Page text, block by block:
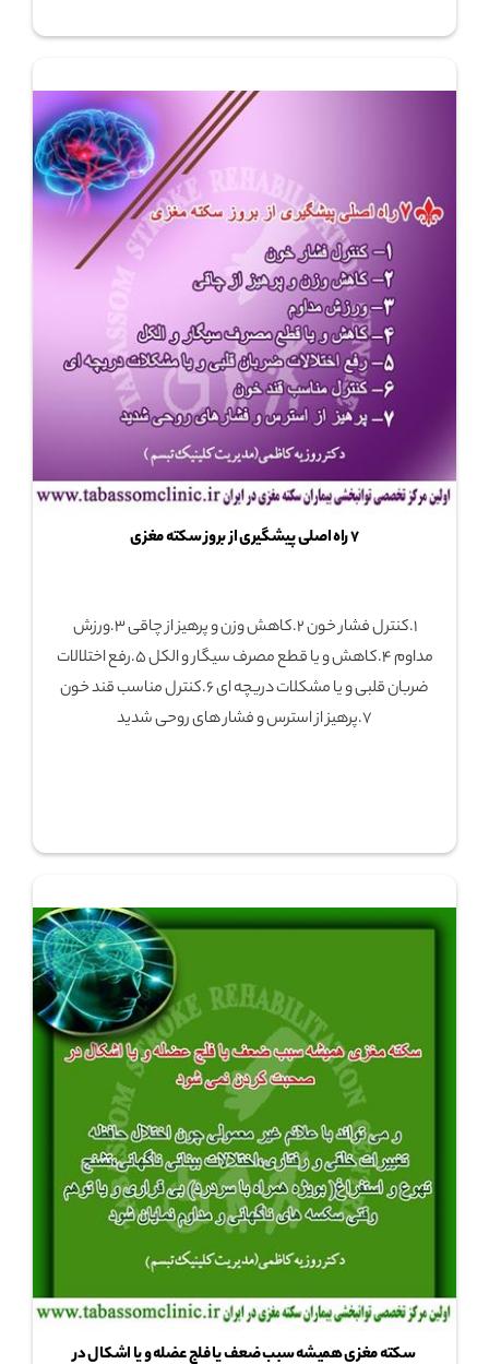
7 راه اصلی پیشگیری از بروز سکته مغزی
1.کنترل فشار خون 2.کاهش وزن و پرهیز از چاقی 3.ورزش
مداوم 4.کاهش و یا قطع مصرف سیگار و الکل 5.رفع اختلالات
ضربان قلبی و یا مشکلات دریچه ای 6.کنترل مناسب قند خون
7.پرهیز از استرس و فشار های روحی شدید
سکته مغزی همیشه سبب ضعف یا فلج عضله و یا اشکال در